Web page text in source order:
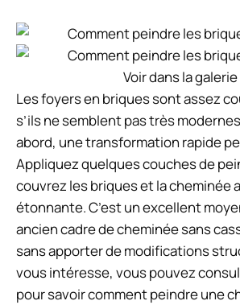
Voir dans la galerie
Les foyers en briques sont assez
s’ils ne semblent pas très
abord, une transformation rapide
Appliquez quelques couches de
couvrez les briques et la cheminée
étonnante. C’est un excellent
ancien cadre de cheminée sans
sans apporter de modifications
vous intéresse, vous pouvez
pour savoir comment peindre une